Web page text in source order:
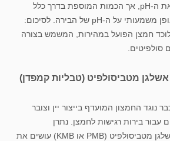
אסקורבית תוריד מעט את ה-pH, אך הכמות המוספת בדרך כלל
קטנה מכדי להשפיע באופן משמעותי על ה-pH של הבירה. לסיכום:
חמצן הפועל במהירות, המשמש בצורה
סולפיטים.
מטביסולפיט (טבליות קמפדן)
נוגד החמצון המועדף בייצור יין וצובר
עבור בירות רגישות לחמצן. נתרן
מטביסולפיט (SMB) ואשלגן מטביסולפיט (PMB או KMB) עושים את